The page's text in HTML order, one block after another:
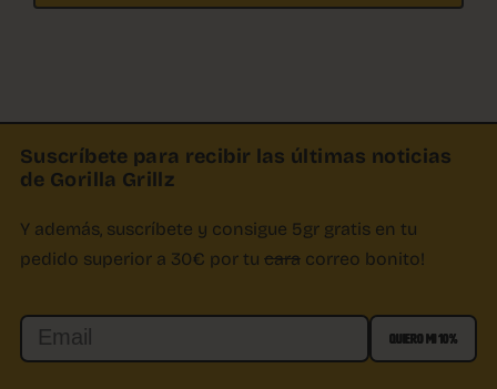
Suscríbete para recibir las últimas noticias
de Gorilla Grillz
Y además, suscríbete y consigue 5gr gratis en tu
pedido superior a 30€ por tu cara correo bonito!
Email QUIERO MI 10%